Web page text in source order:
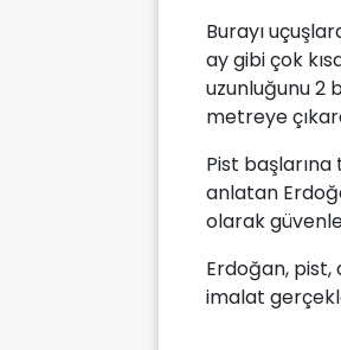
Burayı
ay gibi çok
uzunluğunu 2
metreye
Pist
anlatan
olarak
Erdoğan,
imalat